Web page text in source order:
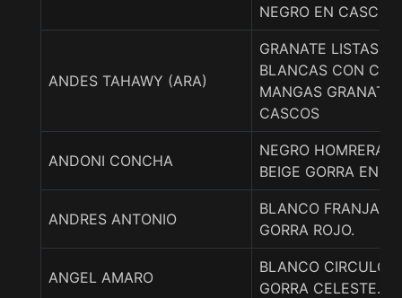
NEGRO EN CASCOS.
ANDES TAHAWY (ARA)
GRANATE LISTAS
BLANCAS CON
MANGAS GRANATE,
CASCOS
ANDONI CONCHA
NEGRO HOMRERAS
BEIGE GORRA EN
ANDRES ANTONIO
BLANCO FRANJA,
GORRA ROJO.
ANGEL AMARO
BLANCO CIRCULO
GORRA CELESTE.